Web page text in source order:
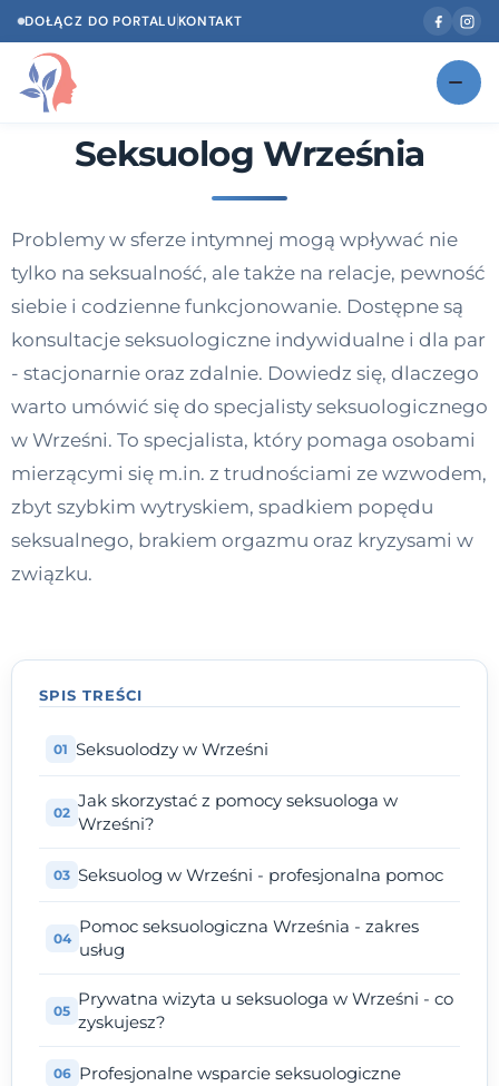
DOŁĄCZ DO PORTALUKONTAKT
Znajdź swojego specjalistę NOWOŚĆ
Według specjalizacji
Diagnozy psychologiczne
Testy psychologiczne
Dawka wiedzy
Dla specjalistów
Kontakt
Seksuolog Września
Problemy w sferze intymnej mogą wpływać nie
tylko na seksualność, ale także na relacje, pewność
siebie i codzienne funkcjonowanie. Dostępne są
konsultacje seksuologiczne indywidualne i dla par
- stacjonarnie oraz zdalnie. Dowiedz się, dlaczego
warto umówić się do specjalisty seksuologicznego
w Wrześni. To specjalista, który pomaga osobami
mierzącymi się m.in. z trudnościami ze wzwodem,
zbyt szybkim wytryskiem, spadkiem popędu
seksualnego, brakiem orgazmu oraz kryzysami w
związku.
SPIS TREŚCI
Seksuolodzy w Wrześni
Jak skorzystać z pomocy seksuologa w
Wrześni?
Seksuolog w Wrześni - profesjonalna pomoc
Pomoc seksuologiczna Września - zakres
usług
Prywatna wizyta u seksuologa w Wrześni - co
zyskujesz?
Profesjonalne wsparcie seksuologiczne